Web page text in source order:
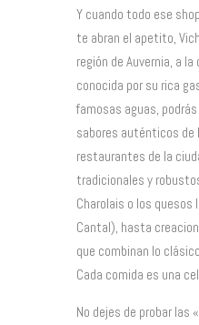
Y cuando todo ese
te abran el apetito,
región de Auvernia, a
conocida por su rica
famosas aguas,
sabores auténticos de
restaurantes de la
tradicionales y
Charolais o los
Cantal), hasta
que combinan lo
Cada comida es una
No dejes de probar las